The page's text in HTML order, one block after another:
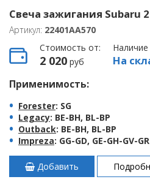
Свеча зажигания Subaru
Артикул: 22401AA570
Стоимость от:
2 020 руб
Наличие
На
Применимость:
Forester: SG
Legacy: BE-BH, BL-BP
Outback: BE-BH, BL-BP
Impreza: GG-GD, GE-GH-GV-GR
Добавить